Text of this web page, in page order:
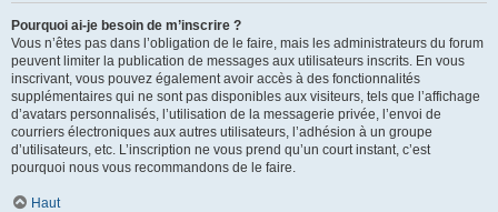
Pourquoi ai-je besoin de m’inscrire ?
Vous n’êtes pas dans l’obligation de le faire, mais les administrateurs du forum
peuvent limiter la publication de messages aux utilisateurs inscrits. En vous
inscrivant, vous pouvez également avoir accès à des fonctionnalités
supplémentaires qui ne sont pas disponibles aux visiteurs, tels que l’affichage
d’avatars personnalisés, l’utilisation de la messagerie privée, l’envoi de
courriers électroniques aux autres utilisateurs, l’adhésion à un groupe
d’utilisateurs, etc. L’inscription ne vous prend qu’un court instant, c’est
pourquoi nous vous recommandons de le faire.
Haut